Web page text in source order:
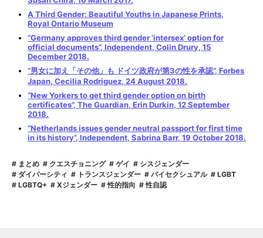
A Third Gender: Beautiful Youths in Japanese Prints,
Royal Ontario Museum
“Germany approves third gender ‘intersex’ option for
official documents”, Independent, Colin Drury, 15
December 2018.
“男女に加え「その他」も ドイツ政府が第3の性を承認”, Forbes
Japan, Cecilia Rodriguez, 24 August 2018.
“New Yorkers to get third gender option on birth
certificates”, The Guardian, Erin Durkin, 12 September
2018.
“Netherlands issues gender neutral passport for first time
in its history”, Independent, Sabrina Barr, 19 October 2018.
まとめ クエスチョニング ゲイ
シスジェンダー
ダイバーシティ
トランスジェンダー バイセクシュアル
LGBT
LGBTQ+
Xジェンダー 性的指向 性自認